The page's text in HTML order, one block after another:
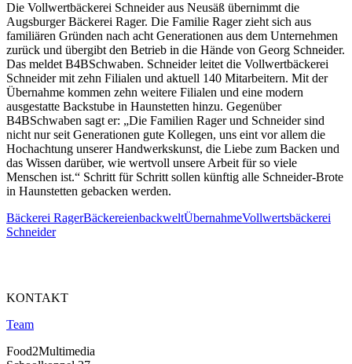
Die Vollwertbäckerei Schneider aus Neusäß übernimmt die
Augsburger Bäckerei Rager. Die Familie Rager zieht sich aus
familiären Gründen nach acht Generationen aus dem Unternehmen
zurück und übergibt den Betrieb in die Hände von Georg Schneider.
Das meldet B4BSchwaben. Schneider leitet die Vollwertbäckerei
Schneider mit zehn Filialen und aktuell 140 Mitarbeitern. Mit der
Übernahme kommen zehn weitere Filialen und eine modern
ausgestatte Backstube in Haunstetten hinzu. Gegenüber
B4BSchwaben sagt er: „Die Familien Rager und Schneider sind
nicht nur seit Generationen gute Kollegen, uns eint vor allem die
Hochachtung unserer Handwerkskunst, die Liebe zum Backen und
das Wissen darüber, wie wertvoll unsere Arbeit für so viele
Menschen ist.“ Schritt für Schritt sollen künftig alle Schneider-Brote
in Haunstetten gebacken werden.
Bäckerei RagerBäckereienbackweltÜbernahmeVollwertsbäckerei
Schneider
KONTAKT
Team
Food2Multimedia